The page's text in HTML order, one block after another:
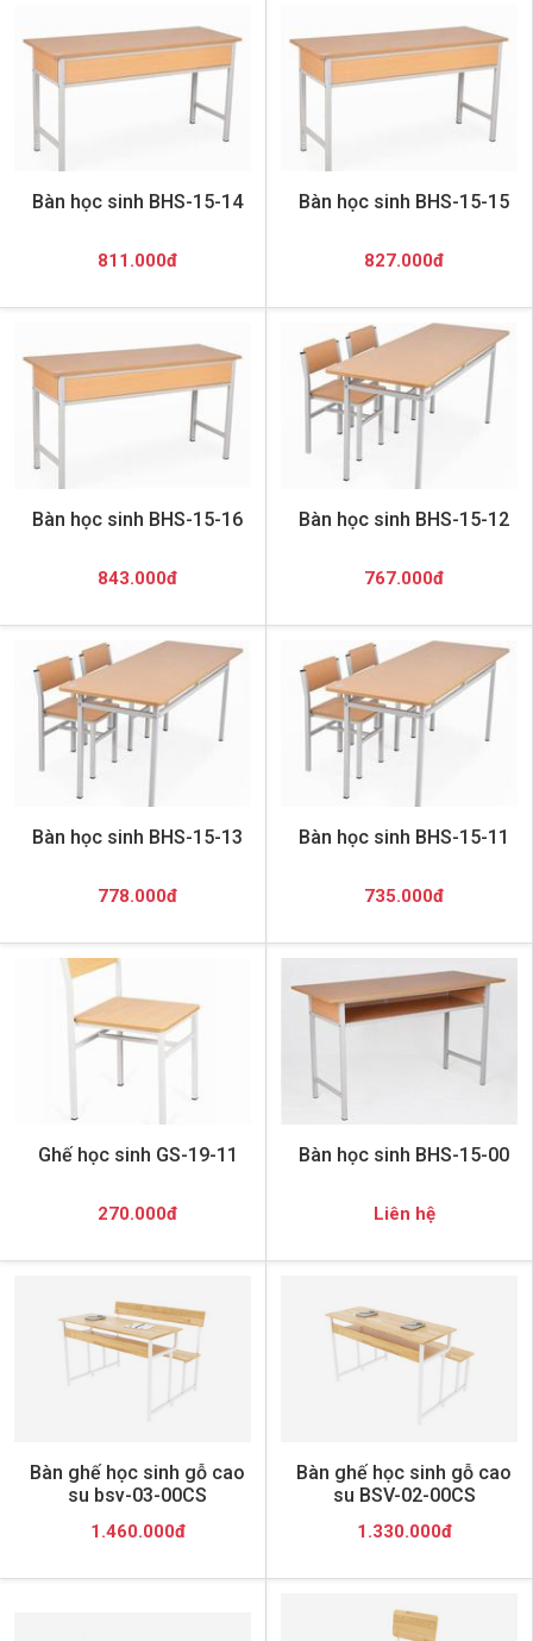
Bàn học sinh BHS-15-14
811.000đ
Bàn học sinh BHS-15-15
827.000đ
Bàn học sinh BHS-15-16
843.000đ
Bàn học sinh BHS-15-12
767.000đ
Bàn học sinh BHS-15-13
778.000đ
Bàn học sinh BHS-15-11
735.000đ
Ghế học sinh GS-19-11
270.000đ
Bàn học sinh BHS-15-00
Liên hệ
Bàn ghế học sinh gỗ cao
su bsv-03-00CS
1.460.000đ
Bàn ghế học sinh gỗ cao
su BSV-02-00CS
1.330.000đ